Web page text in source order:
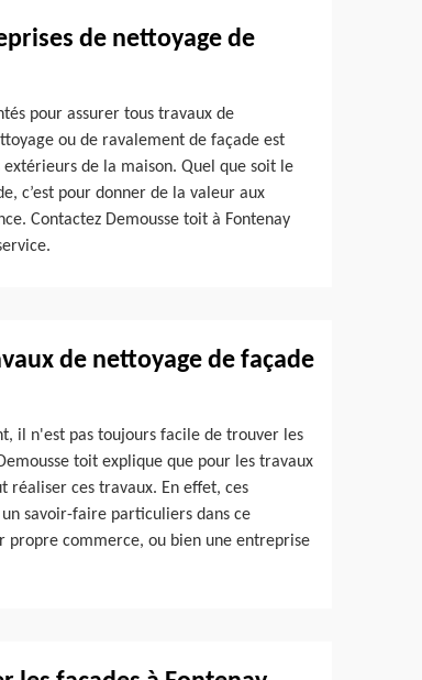
de nettoyage de
pour assurer tous travaux de
ou de ravalement de façade est
de la maison. Quel que soit le
c’est pour donner de la valeur aux
Contactez Demousse toit à Fontenay
de nettoyage de façade
il n'est pas toujours facile de trouver les
toit explique que pour les travaux
réaliser ces travaux. En effet, ces
savoir-faire particuliers dans ce
propre commerce, ou bien une entreprise